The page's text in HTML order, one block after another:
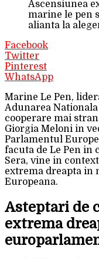
Ascensiunea
marine le pen
alianta la
Facebook
Twitter
Pinterest
WhatsApp
Marine Le Pen,
Adunarea
cooperare mai
Giorgia Meloni in
Parlamentul
facuta de Le Pen
Sera, vine in
extrema dreapta in
Europeana.
Asteptari de
extrema